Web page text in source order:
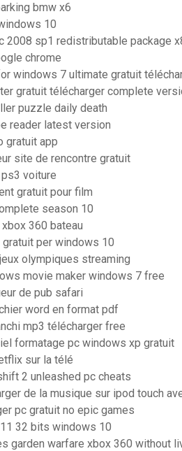
bmw x6
10
2008 sp1 redistributable package
chrome
windows 7 ultimate gratuit
gratuit télécharger complete
puzzle daily death
reader latest version
gratuit app
site de rencontre gratuit
voiture
gratuit pour film
season 10
360 bateau
per windows 10
olympiques streaming
movie maker windows 7 free
de pub safari
word en format pdf
mp3 télécharger free
formatage pc windows xp gratuit
sur la télé
2 unleashed pc cheats
de la musique sur ipod touch
pc gratuit no epic games
32 bits windows 10
garden warfare xbox 360 without